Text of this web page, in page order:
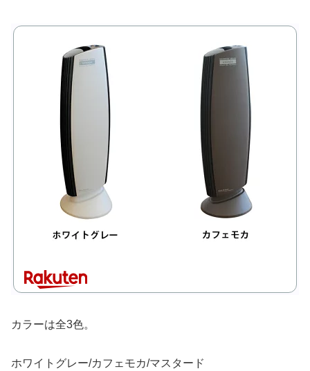
カラーは全3色。
ホワイトグレー/カフェモカ/マスタード